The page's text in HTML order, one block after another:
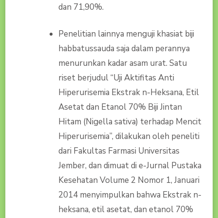
dan 71,90%.
Penelitian lainnya menguji khasiat biji
habbatussauda saja dalam perannya
menurunkan kadar asam urat. Satu
riset berjudul “Uji Aktifitas Anti
Hiperurisemia Ekstrak n-Heksana, Etil
Asetat dan Etanol 70% Biji Jintan
Hitam (Nigella sativa) terhadap Mencit
Hiperurisemia”, dilakukan oleh peneliti
dari Fakultas Farmasi Universitas
Jember, dan dimuat di e-Jurnal Pustaka
Kesehatan Volume 2 Nomor 1, Januari
2014 menyimpulkan bahwa Ekstrak n-
heksana, etil asetat, dan etanol 70%